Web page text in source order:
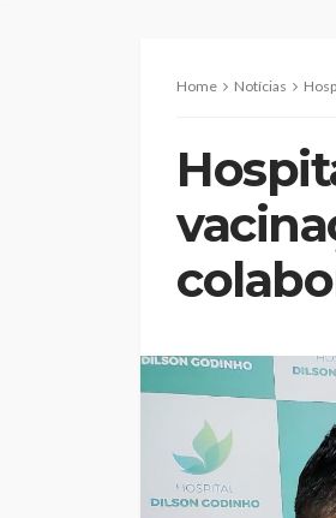
Home Notícias